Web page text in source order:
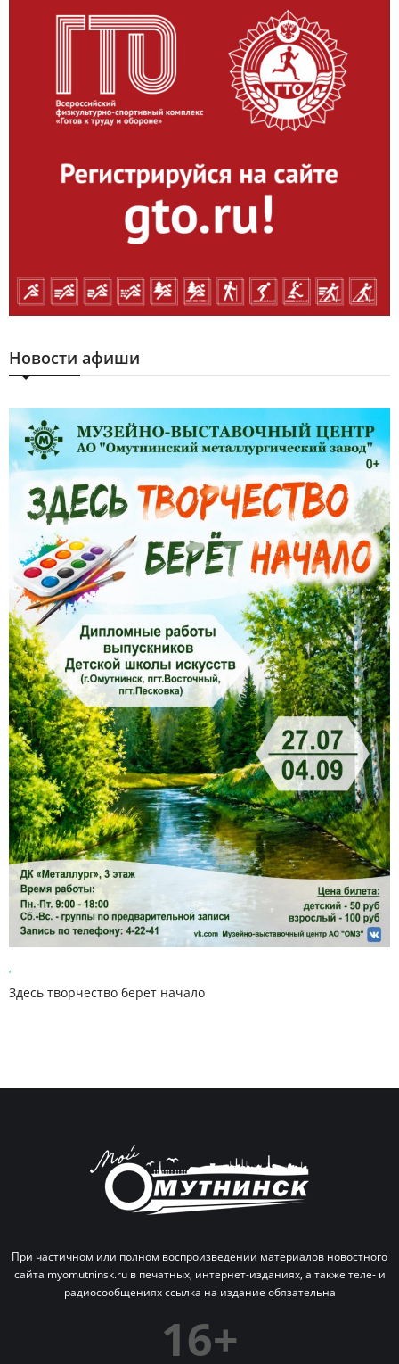
Новости афиши
,
Здесь творчество берет начало
При частичном или полном воспроизведении материалов новостного
сайта myomutninsk.ru в печатных, интернет-изданиях, а также теле- и
радиосообщениях ссылка на издание обязательна
16+